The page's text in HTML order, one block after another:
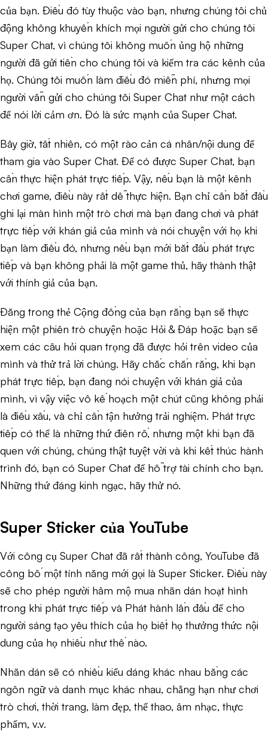
của bạn. Điều đó tùy thuộc vào bạn, nhưng chúng tôi chủ
động không khuyến khích mọi người gửi cho chúng tôi
Super Chat, vì chúng tôi không muốn ủng hộ những
người đã gửi tiền cho chúng tôi và kiểm tra các kênh của
họ. Chúng tôi muốn làm điều đó miễn phí, nhưng mọi
người vẫn gửi cho chúng tôi Super Chat như một cách
để nói lời cảm ơn. Đó là sức mạnh của Super Chat.
Bây giờ, tất nhiên, có một rào cản cá nhân/nội dung để
tham gia vào Super Chat. Để có được Super Chat, bạn
cần thực hiện phát trực tiếp. Vậy, nếu bạn là một kênh
chơi game, điều này rất dễ thực hiện. Bạn chỉ cần bắt đầu
ghi lại màn hình một trò chơi mà bạn đang chơi và phát
trực tiếp với khán giả của mình và nói chuyện với họ khi
bạn làm điều đó, nhưng nếu bạn mới bắt đầu phát trực
tiếp và bạn không phải là một game thủ, hãy thành thật
với thính giả của bạn.
Đăng trong thẻ Cộng đồng của bạn rằng bạn sẽ thực
hiện một phiên trò chuyện hoặc Hỏi & Đáp hoặc bạn sẽ
xem các câu hỏi quan trọng đã được hỏi trên video của
mình và thử trả lời chúng. Hãy chắc chắn rằng, khi bạn
phát trực tiếp, bạn đang nói chuyện với khán giả của
mình, vì vậy việc vô kế hoạch một chút cũng không phải
là điều xấu, và chỉ cần tận hưởng trải nghiệm. Phát trực
tiếp có thể là những thứ điên rồ, nhưng một khi bạn đã
quen với chúng, chúng thật tuyệt vời và khi kết thúc hành
trình đó, bạn có Super Chat để hỗ trợ tài chính cho bạn.
Những thứ đáng kinh ngạc, hãy thử nó.
Super Sticker của YouTube
Với công cụ Super Chat đã rất thành công, YouTube đã
công bố một tính năng mới gọi là Super Sticker. Điều này
sẽ cho phép người hâm mộ mua nhãn dán hoạt hình
trong khi phát trực tiếp và Phát hành lần đầu để cho
người sáng tạo yêu thích của họ biết họ thưởng thức nội
dung của họ nhiều như thế nào.
Nhãn dán sẽ có nhiều kiểu dáng khác nhau bằng các
ngôn ngữ và danh mục khác nhau, chẳng hạn như chơi
trò chơi, thời trang, làm đẹp, thể thao, âm nhạc, thực
phẩm, v.v.